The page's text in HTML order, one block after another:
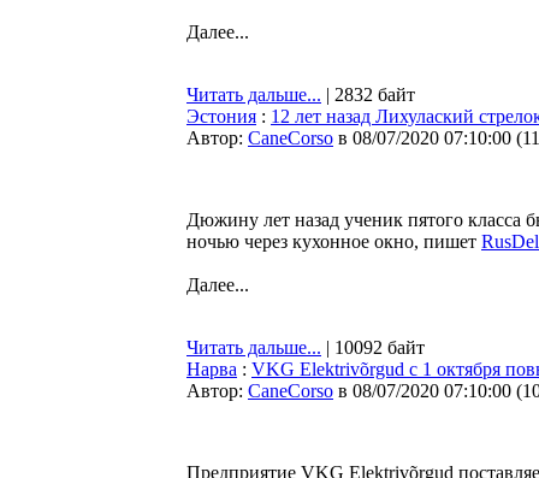
Далее...
Читать дальше... | 2832 байт
Эстония : 12 лет назад Лихулаский
Автор: CaneCorso в 08/07/2020 07:10:00 (
Дюжину лет назад ученик пятого класса
ночью через кухонное окно, пишет
Далее...
Читать дальше... | 10092 байт
Нарва : VKG Elektrivõrgud с 1 октября
Автор: CaneCorso в 08/07/2020 07:10:00 (
Предприятие VKG Elektrivõrgud